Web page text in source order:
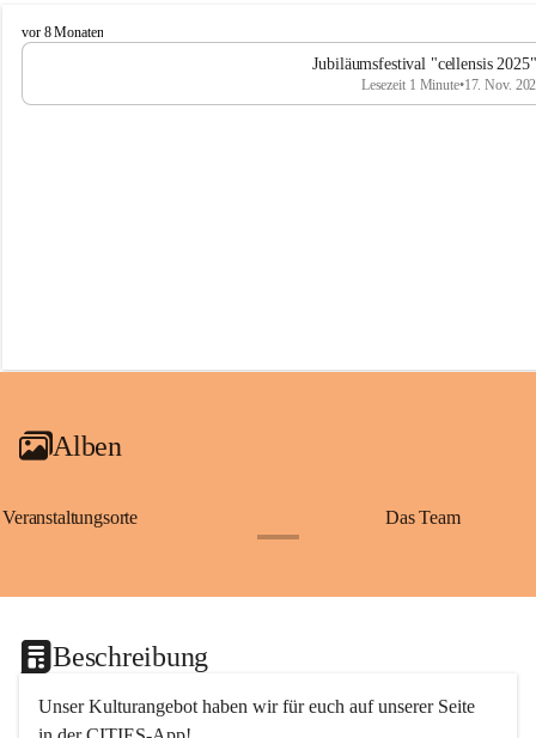
C
e
l
vor 8 Monaten
Jubiläumsfestival "cellensis
Lesezeit 1 Minute•17. Nov.
Alben
Veranstaltungsorte Das Team
Beschreibung
Unser Kulturangebot haben wir für euch auf unserer Seite